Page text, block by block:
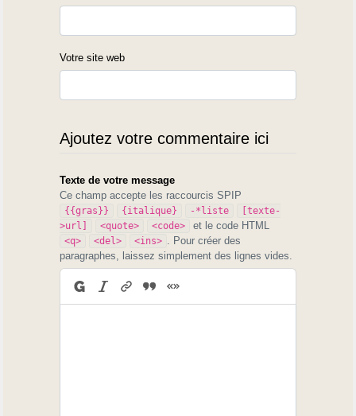
Votre site web
Ajoutez votre commentaire ici
Texte de votre message
Ce champ accepte les raccourcis SPIP
{{gras}} {italique} -*liste
[texte-
>url]
<quote> <code> et le code HTML
<q> <del> <ins>
. Pour créer des
paragraphes, laissez simplement des lignes vides.